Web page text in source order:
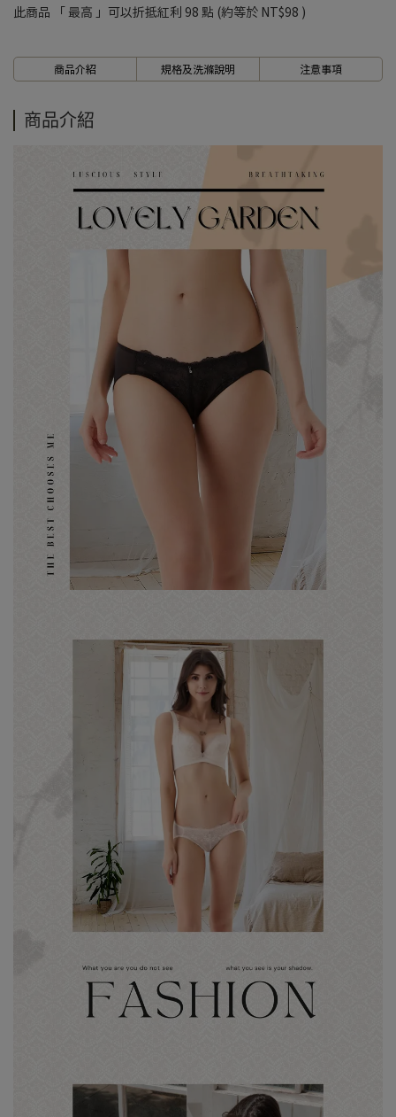
7、8月滿千折百10
7、8月滿千折百12
7、8月滿千折百14
7、8月滿千折百15
7、8月滿千折百17
7、8月滿千折百18
7、8月滿千折百19
7、8月滿千折百20
7、8月滿千折百21
7、8月滿千折百22
7、8月滿千折百23
7、8月滿千折百24
7、8月滿千折百25
優惠加購
浪漫疊加｜全館滿4000贈貓耳眼罩組
此商品 「 最高 」可以折抵紅利 98 點 (約等於 NT$98 )
商品介紹 規格及洗滌說明 注意事項
商品介紹